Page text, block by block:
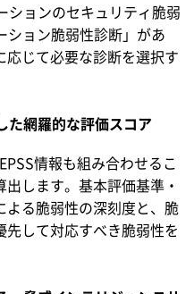
ションのセキュリティ脆弱
ション脆弱性診断」があ
応じて必要な診断を選択す
網羅的な評価スコア
情報も組み合わせるこ
します。基本評価基準・
よる脆弱性の深刻度と、脆
先して対応すべき脆弱性を